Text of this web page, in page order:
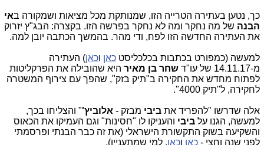
כך, נטען בעתירה הטרייה הזו, שמנותקת מכל מציאות ושמקורה באי
הבנה של מה נחקר ומה לא נחקר בפרשה הזו. בקצרה: הבג"ץ יזרוק
את העתירה החדשה הזו לפח, ודי מהר. בהמשך הכתבה יובן למה.
למעשה (כמפורט בכתבות בכלכליסט כאן וכאן) העתירה
מ-14.11.17 של עו"ד
שחר בן מאיר היא שהובילה את הפרקליטות
לפתוח מחדש את החקירה ב"תיק בזק", שהפך עם צירוף המשטרה
לחקירה, ל"תיק 4000".
אלה שדרשו "להפריד את ביבי מבזק - אלוביץ'" והצליחו בכך,
למעשה, הגנו על ביבי והעניקו לו "חסינות" וגם העמיקו את הכאוס
והשקיעה בשוק התקשורת הישראלי (את זה כבר הבנתי ופרסמתי
לפני שנה וחצי - כאן וכאן, למי שמתעניין).